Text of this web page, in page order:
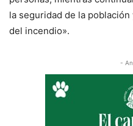
la seguridad de la
del incendio».
-